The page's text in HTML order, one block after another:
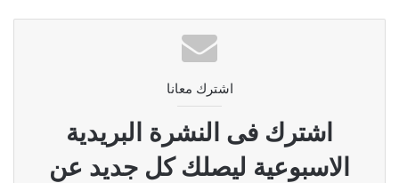
اشترك معانا
اشترك فى النشرة البريدية
الاسبوعية ليصلك كل جديد عن